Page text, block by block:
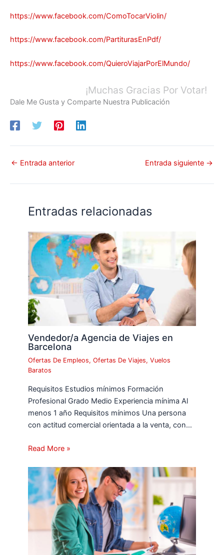
https://www.facebook.com/ComoTocarViolin/
https://www.facebook.com/PartiturasEnPdf/
https://www.facebook.com/QuieroViajarPorElMundo/
¡Muchas Gracias Por Votar!
Dale Me Gusta y Comparte Nuestra Publicación
← Entrada anterior Entrada siguiente →
Entradas relacionadas
Vendedor/a Agencia de Viajes en
Barcelona
Ofertas De Empleos,Ofertas De Viajes,Vuelos
Baratos
Requisitos Estudios mínimos Formación
Profesional Grado Medio Experiencia mínima Al
menos 1 año Requisitos mínimos Una persona
con actitud comercial orientada a la venta, con…
Read More »